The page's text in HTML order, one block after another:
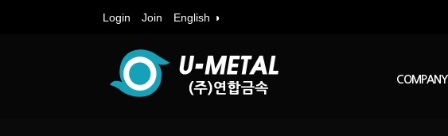
Login Join English ◑
COMPANY